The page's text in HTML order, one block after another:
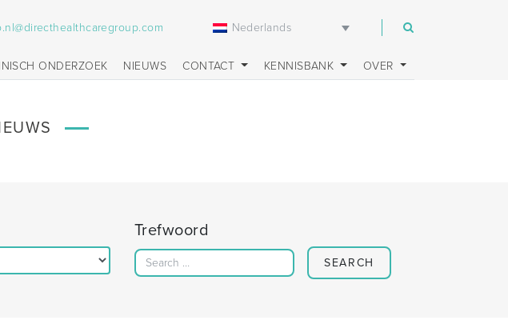
Nederlands
ONDERZOEK NIEUWS CONTACT KENNISBANK OVER
Trefwoord